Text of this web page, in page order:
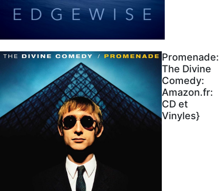
Promenade:
The Divine
Comedy:
Amazon.fr:
CD et
Vinyles}